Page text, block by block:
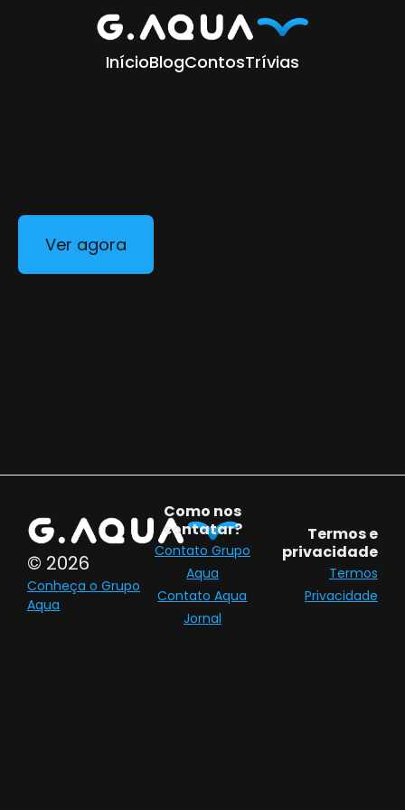
InícioBlogContosTrívias
Ver agora
© 2026
Conheça o Grupo
Aqua
Como nos
contatar?
Contato Grupo
Aqua
Contato Aqua
Jornal
Termos e
privacidade
Termos
Privacidade